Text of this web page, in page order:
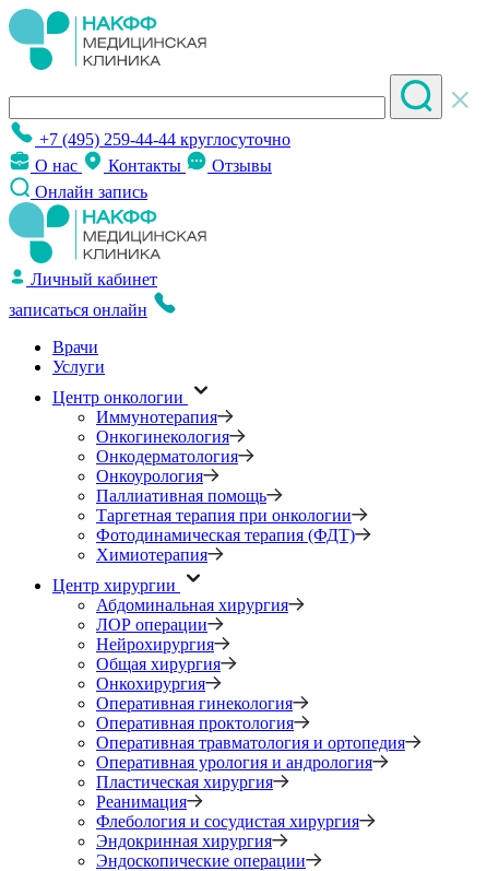
+7 (495) 259-44-44 круглосуточно
О нас
Контакты
Отзывы
Онлайн запись
Личный кабинет
записаться онлайн
Врачи
Услуги
Центр онкологии
Иммунотерапия
Онкогинекология
Онкодерматология
Онкоурология
Паллиативная помощь
Таргетная терапия при онкологии
Фотодинамическая терапия (ФДТ)
Химиотерапия
Центр хирургии
Абдоминальная хирургия
ЛОР операции
Нейрохирургия
Общая хирургия
Онкохирургия
Оперативная гинекология
Оперативная проктология
Оперативная травматология и ортопедия
Оперативная урология и андрология
Пластическая хирургия
Реанимация
Флебология и сосудистая хирургия
Эндокринная хирургия
Эндоскопические операции